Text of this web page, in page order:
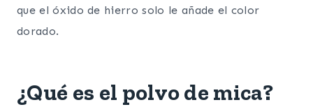
que el óxido de hierro solo le añade el color
dorado.
¿Qué es el polvo de mica?